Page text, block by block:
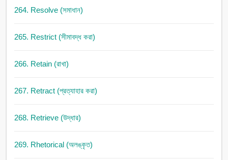
264. Resolve (সমাধান)
265. Restrict (সীমাবদ্ধ করা)
266. Retain (রাখা)
267. Retract (প্রত্যাহার করা)
268. Retrieve (উদ্ধার)
269. Rhetorical (অলঙ্কৃত)